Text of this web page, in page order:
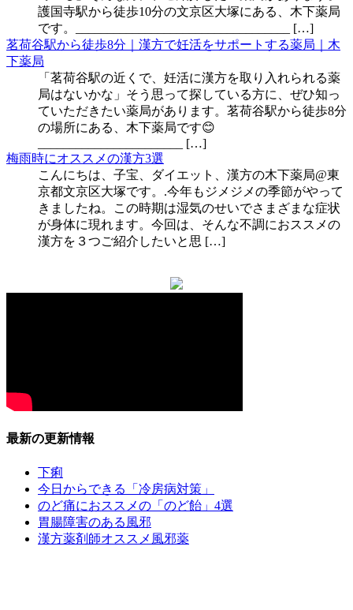
護国寺駅から徒歩10分の文京区大塚にある、木下薬局
です。__________________________________ […]
茗荷谷駅から徒歩8分｜漢方で妊活をサポートする薬局｜木
下薬局
「茗荷谷駅の近くで、妊活に漢方を取り入れられる薬
局はないかな」そう思って探している方に、ぜひ知っ
ていただきたい薬局があります。茗荷谷駅から徒歩8分
の場所にある、木下薬局です😊
_______________________ […]
梅雨時にオススメの漢方3選
こんにちは、子宝、ダイエット、漢方の木下薬局@東
京都文京区大塚です。.今年もジメジメの季節がやって
きましたね。この時期は湿気のせいでさまざまな症状
が身体に現れます。今回は、そんな不調におススメの
漢方を３つご紹介したいと思 […]
最新の更新情報
下痢
今日からできる「冷房病対策」
のど痛におススメの「のど飴」4選
胃腸障害のある風邪
漢方薬剤師オススメ風邪薬